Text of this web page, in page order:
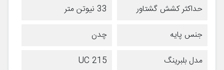
حداکثر کشش گشتاور
33 نیوتن متر
جنس پایه
چدن
مدل بلبرینگ
UC 215